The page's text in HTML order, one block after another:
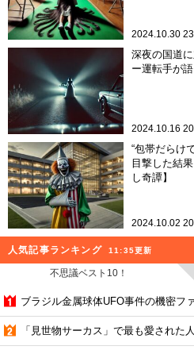
2024.10.30
深夜の国道
ー運転手が語
2024.10.16
“包帯だらけ
目撃した結
し奇譚】
2024.10.02
人気記事ランキング 11:35更新
不思議ベスト10！
ブラジル金属球体UFO事件の機密フ
「見世物サーカス」で最も愛された